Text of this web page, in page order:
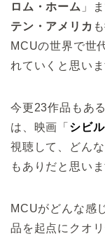
ロム・ホーム 」
テン・アメリカ
MCUの世界で世
れていくと思いま
今更23作品もあ
は、映画「 シビ
視聴して、どん
もありだと思いま
MCUがどんな感
品を起点にクオ